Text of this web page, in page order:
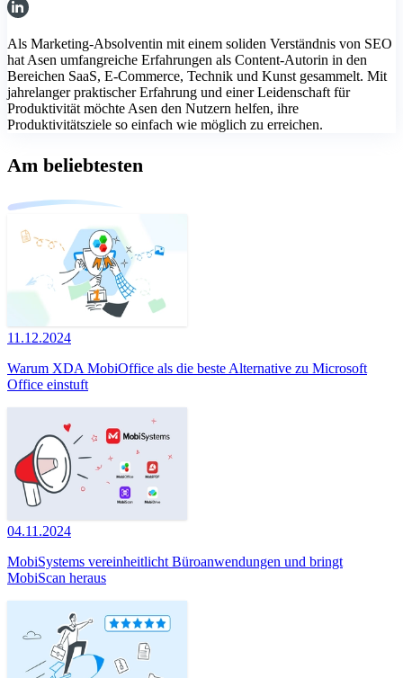
Als Marketing-Absolventin mit einem soliden Verständnis von SEO
hat Asen umfangreiche Erfahrungen als Content-Autorin in den
Bereichen SaaS, E-Commerce, Technik und Kunst gesammelt. Mit
jahrelanger praktischer Erfahrung und einer Leidenschaft für
Produktivität möchte Asen den Nutzern helfen, ihre
Produktivitätsziele so einfach wie möglich zu erreichen.
Am beliebtesten
11.12.2024
Warum XDA MobiOffice als die beste Alternative zu Microsoft
Office einstuft
04.11.2024
MobiSystems vereinheitlicht Büroanwendungen und bringt
MobiScan heraus